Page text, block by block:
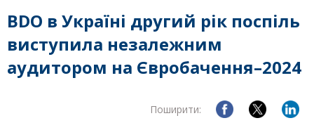
BDO в Україні другий рік поспіль
виступила незалежним
аудитором на Євробачення–2024
Поширити: